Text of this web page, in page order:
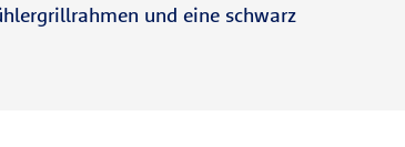
und eine schwarz